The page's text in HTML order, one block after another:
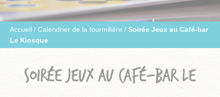
Accueil / Calendrier de la fourmilière / Soirée Jeux au Café-bar
Le Kiosque
SOIRÉE JEUX AU CAFÉ-BAR LE